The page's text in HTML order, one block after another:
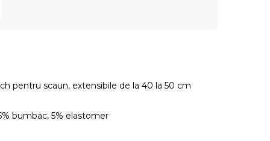
pentru scaun, extensibile de la 40 la 50 cm
bumbac, 5% elastomer